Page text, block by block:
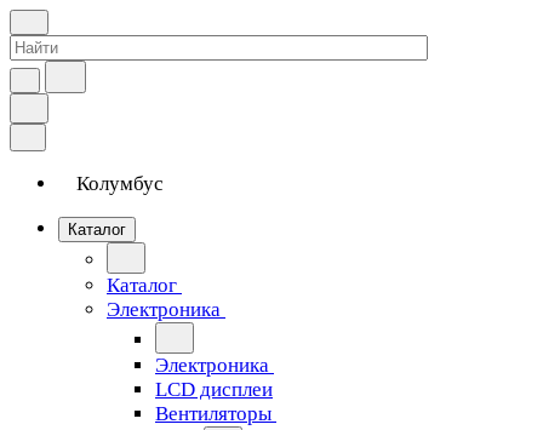
Колумбус
Каталог
Каталог
Электроника
Электроника
LCD дисплеи
Вентиляторы